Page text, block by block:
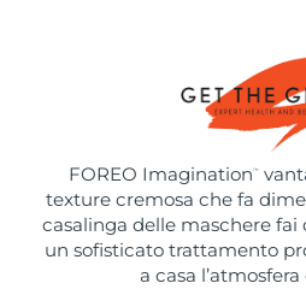
FOREO Imagination ™
texture cremosa che fa
casalinga delle maschere fai
un sofisticato trattamento
a casa